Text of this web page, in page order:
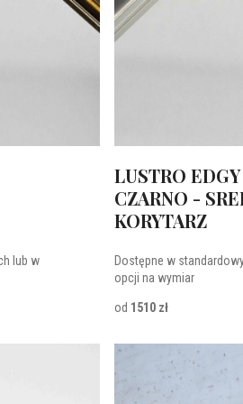
i
tworzą
lub w
LUSTRO
CZARNO -
KORYTARZ
Dostępne w
opcji na wymiar
od 1510 zł